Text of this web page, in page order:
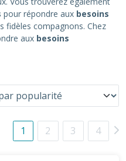
pour répondre aux besoins
fidèles compagnons. Chez
aux besoins
1 2 3 4